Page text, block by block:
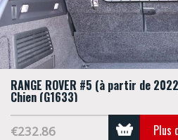
RANGE ROVER #5 (à partir de
Chien (G1633)
€232.86 Plus